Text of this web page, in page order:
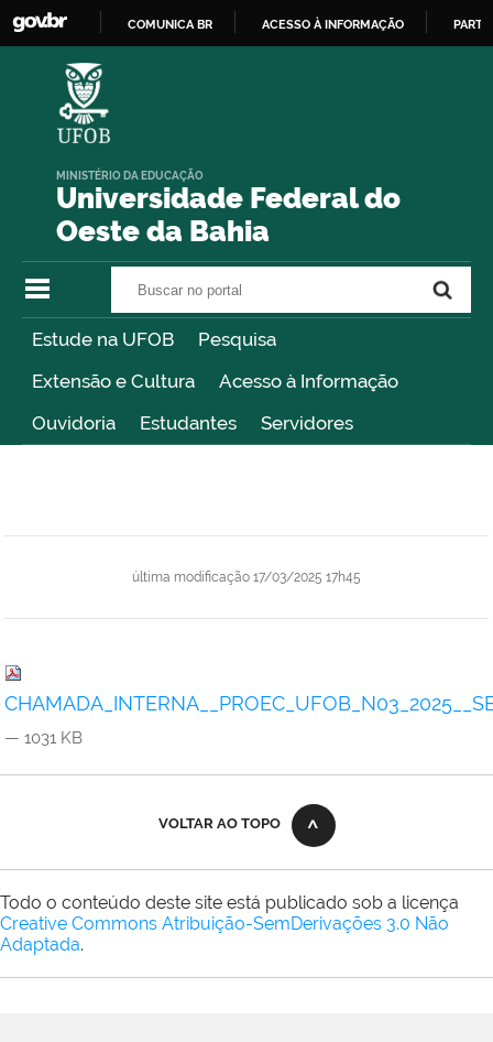
COMUNICA BR ACESSO À INFORMAÇÃO
Universidade Federal do
Oeste da Bahia
MINISTÉRIO DA EDUCAÇÃO
Estude na UFOB
Pesquisa
Extensão e Cultura
Acesso à Informação
Ouvidoria
Estudantes Servidores
última modificação 17/03/2025 17h45
— 1031 KB
VOLTAR AO TOPO
Todo o conteúdo deste site está publicado sob a licença
Creative Commons Atribuição-SemDerivações 3.0 Não
Adaptada.